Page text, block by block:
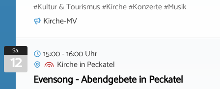
#Kultur & Tourismus #Kirche #Konzerte #Musik
Kirche-MV
Sa.
12
15:00 - 16:00 Uhr
KircheinPeckatel
Evensong - Abendgebete in Peckatel